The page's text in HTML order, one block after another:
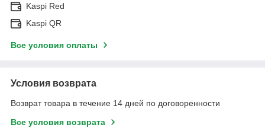
Kaspi Red
Kaspi QR
Все условия оплаты
Условия возврата
Возврат товара в течение 14 дней по договоренности
Все условия возврата